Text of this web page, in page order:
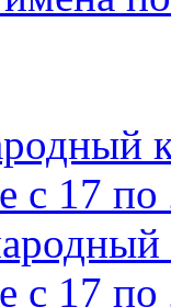
с 17 по